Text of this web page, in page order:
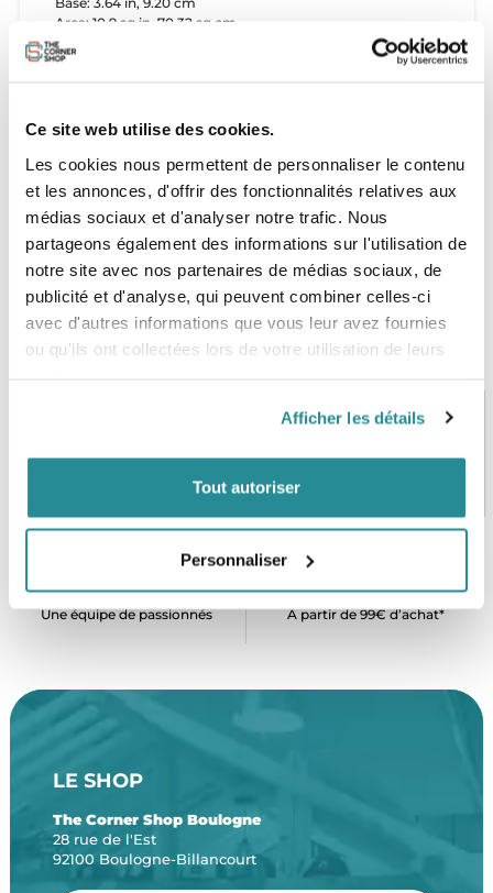
Ce site web utilise des cookies.
Les cookies nous permettent de personnaliser le contenu
et les annonces, d'offrir des fonctionnalités relatives aux
médias sociaux et d'analyser notre trafic. Nous
partageons également des informations sur l'utilisation de
notre site avec nos partenaires de médias sociaux, de
publicité et d'analyse, qui peuvent combiner celles-ci
avec d'autres informations que vous leur avez fournies
ou qu'ils ont collectées lors de votre utilisation de leurs
Afficher les détails
Tout autoriser
Personnaliser
Area: 10.9 sq in, 70.32 sq cm
Base Depth: 1/2 & 3/4 in
Le tarif affiché correspond au prix de vente d'un set
"quad" complet de4 dérivespour boitier futures.
CB, VISA, Mastercard, ALMA
Plus de 5000 produits en stock
SERVICE CLIENT
Une équipe de passionnés
FRAIS DE PORT OFFERTS
À partir de 99€ d’achat*
LE SHOP
The Corner Shop Boulogne
28 rue de l'Est
92100 Boulogne-Billancourt